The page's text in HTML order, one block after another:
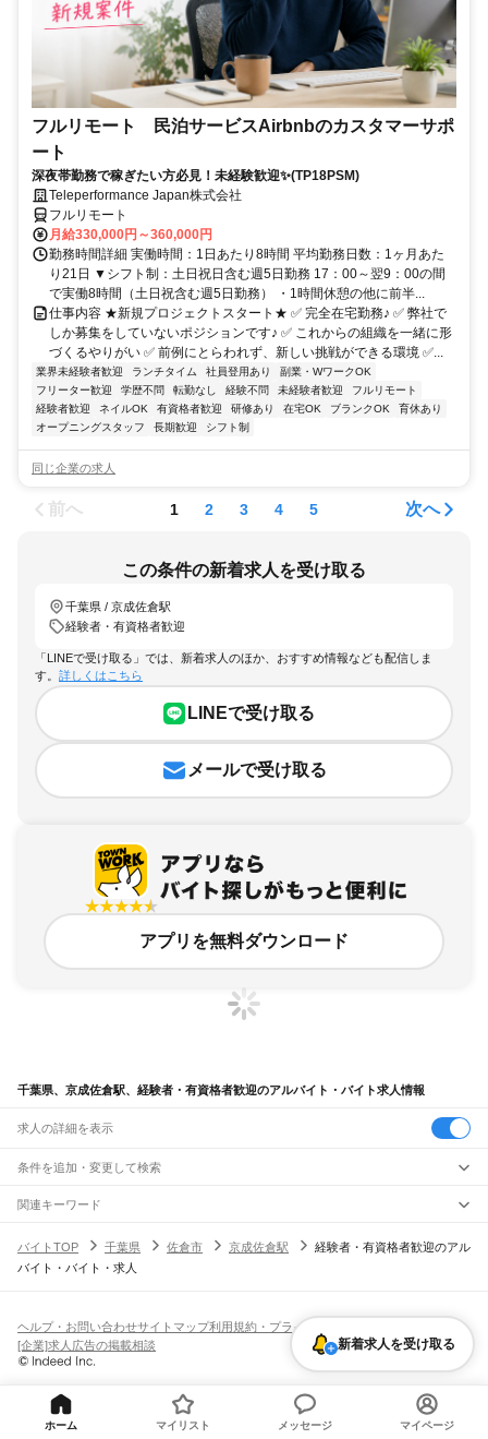
フルリモート 民泊サービスAirbnbのカスタマーサポ
ート
深夜帯勤務で稼ぎたい方必見！未経験歓迎✨(TP18PSM)
Teleperformance Japan株式会社
フルリモート
月給330,000円～360,000円
勤務時間詳細 実働時間：1日あたり8時間 平均勤務日数：1ヶ月あた
り21日 ▼シフト制：土日祝日含む週5日勤務 17：00～翌9：00の間
で実働8時間（土日祝含む週5日勤務） ・1時間休憩の他に前半...
仕事内容 ★新規プロジェクトスタート★ ✅ 完全在宅勤務♪ ✅ 弊社で
しか募集をしていないポジションです♪ ✅ これからの組織を一緒に形
づくるやりがい ✅ 前例にとらわれず、新しい挑戦ができる環境 ✅...
業界未経験者歓迎 ランチタイム 社員登用あり
副業・WワークOK
フリーター歓迎
学歴不問 転勤なし 経験不問 未経験者歓迎
フルリモート
経験者歓迎
ネイルOK 有資格者歓迎 研修あり 在宅OK ブランクOK
育休あり
オープニングスタッフ
長期歓迎 シフト制
同じ企業の求人
前へ 1 2 3 4 5 次へ
この条件の新着求人を受け取る
千葉県 / 京成佐倉駅
経験者・有資格者歓迎
「LINEで受け取る」では、新着求人のほか、おすすめ情報なども配信しま
す。 詳しくはこちら
LINEで受け取る
メールで受け取る
アプリを無料ダウンロード
千葉県、京成佐倉駅、経験者・有資格者歓迎のアルバイト・バイト求人情報
求人の詳細を表示
条件を追加・変更して検索
市区町村を追加・変更
千葉県すべて
千葉市 すべて
野田市茂原市
東金市
旭市習志野市柏市勝浦市市原市流山市八千代市 我孫子市
君津市富津市浦安市 印西市白井市富里市南房総市
匝瑳市香取市 香取郡山武郡長生郡夷隅郡
駅を追加・変更
JR中央・総武線
市川駅本八幡駅下総中山駅 津田沼駅幕張本郷駅幕張駅
新検見川駅
JR総武本線
市川駅船橋駅 稲毛駅 都賀駅四街道駅
佐倉駅
南酒々井駅
八街駅 日向駅 成東駅 横芝駅 飯倉駅 八日市場駅干潟駅 旭駅
職種を追加・変更
飲食・フードサービスすべて
ホールスタッフキッチンスタッフ 精肉・鮮魚加工給食調理
パン屋（ベーカリー）
バー（BAR）・バーテンダー
営業・販売
営業・販売
営業
テレフォンアポインター（テレアポ） ルートセールス
人気
日払いOK高校生歓迎 髪型・髪色自由
勤務期間
短期単発・1日OK
期間限定（春夏冬休み等）
雇用形態を追加・変更
正社員
契約社員
関連キーワード
バイトTOP
千葉県 佐倉市 京成佐倉駅
経験者・有資格者歓迎のアル
バイト・バイト・求人
新着求人を受け取る
ヘルプ・お問い合わせサイトマップ利用規約・プライバシーポリシー
[企業]求人広告の掲載相談
ホーム マイリスト メッセージ マイページ